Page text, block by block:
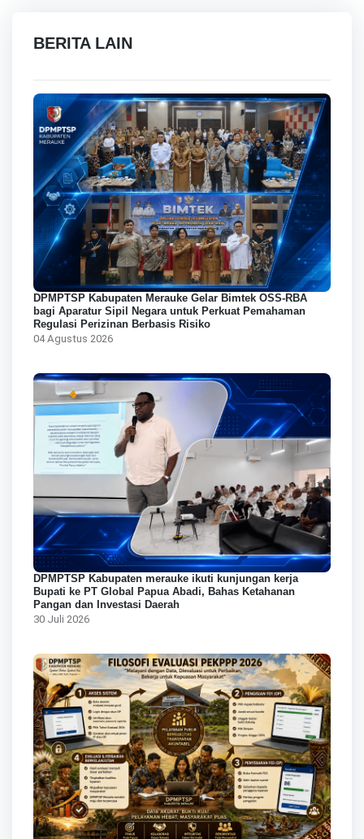
BERITA LAIN
DPMPTSP Kabupaten Merauke Gelar Bimtek OSS-RBA
bagi Aparatur Sipil Negara untuk Perkuat Pemahaman
Regulasi Perizinan Berbasis Risiko
04 Agustus 2026
DPMPTSP Kabupaten merauke ikuti kunjungan kerja
Bupati ke PT Global Papua Abadi, Bahas Ketahanan
Pangan dan Investasi Daerah
30 Juli 2026